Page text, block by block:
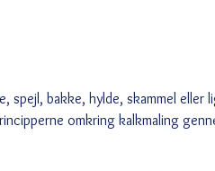
spejl, bakke, hylde, skammel eller
omkring kalkmaling